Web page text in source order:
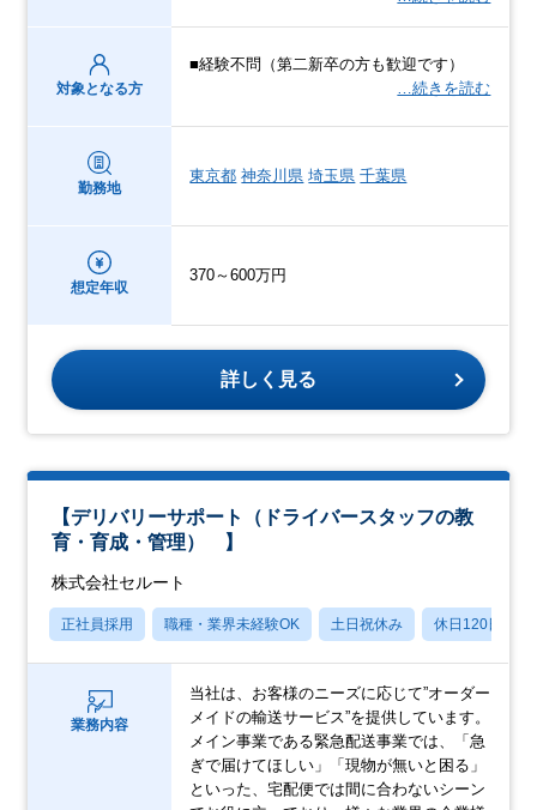
対象となる方
■経験不問（第二新卒の方も歓迎です）
…続きを読む
勤務地
東京都 神奈川県 埼玉県 千葉県
想定年収
370～600万円
詳しく見る
【デリバリーサポート（ドライバースタッフの教
育・育成・管理） 】
株式会社セルート
正社員採用 職種・業界未経験OK 土日祝休み 休日120日以上
業務内容
当社は、お客様のニーズに応じて”オーダー
メイドの輸送サービス”を提供しています。
メイン事業である緊急配送事業では、「急
ぎで届けてほしい」「現物が無いと困る」
といった、宅配便では間に合わないシーン